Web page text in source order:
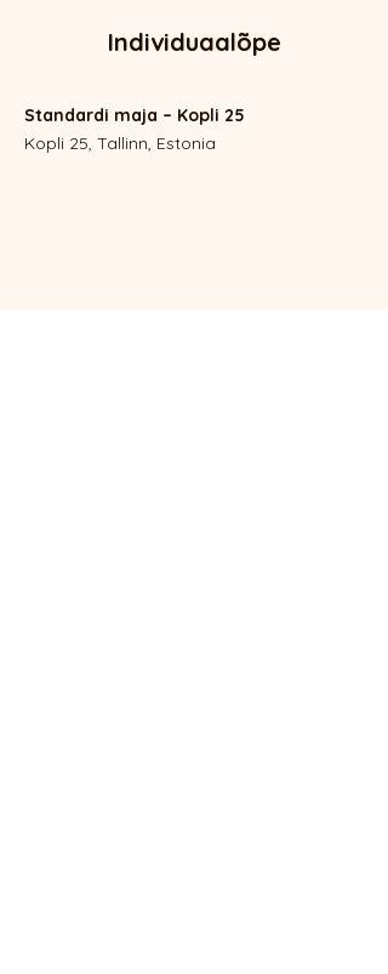
Individuaalõpe
Standardi maja – Kopli 25
Kopli 25, Tallinn, Estonia